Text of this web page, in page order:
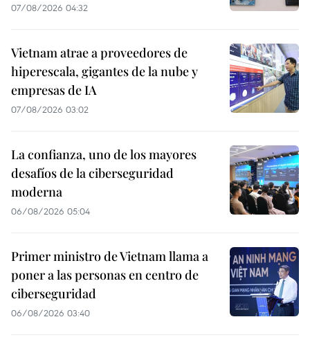
07/08/2026 04:32
Vietnam atrae a proveedores de
hiperescala, gigantes de la nube y
empresas de IA
07/08/2026 03:02
La confianza, uno de los mayores
desafíos de la ciberseguridad
moderna
06/08/2026 05:04
Primer ministro de Vietnam llama a
poner a las personas en centro de
ciberseguridad
06/08/2026 03:40